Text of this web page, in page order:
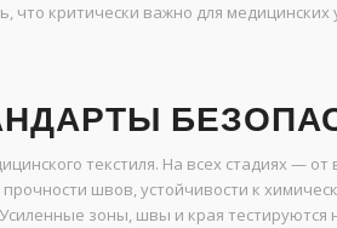
что критически важно для
текстиля. На всех стадиях —
швов, устойчивости к
зоны, швы и края тестируются